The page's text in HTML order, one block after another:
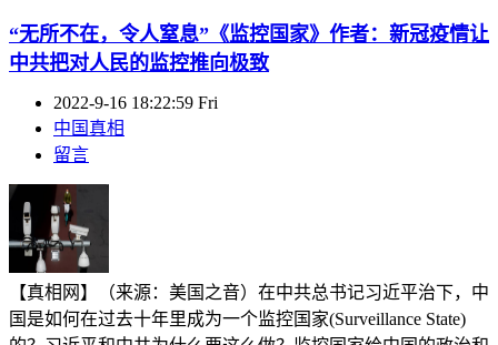
“无所不在，令人窒息”《监控国家》作者：新冠疫情让
中共把对人民的监控推向极致
2022-9-16 18:22:59 Fri
中国真相
留言
【真相网】（来源：美国之音）在中共总书记习近平治下，中
国是如何在过去十年里成为一个监控国家(Surveillance State)